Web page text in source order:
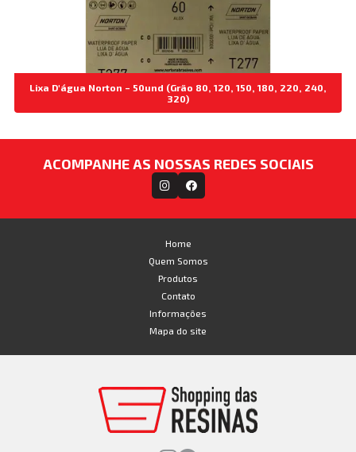
Lixa D'água Norton – 50und (Grão 80, 120, 150, 180, 220, 240,
320)
ACOMPANHE AS NOSSAS REDES SOCIAIS
Home
Quem Somos
Produtos
Contato
Informações
Mapa do site